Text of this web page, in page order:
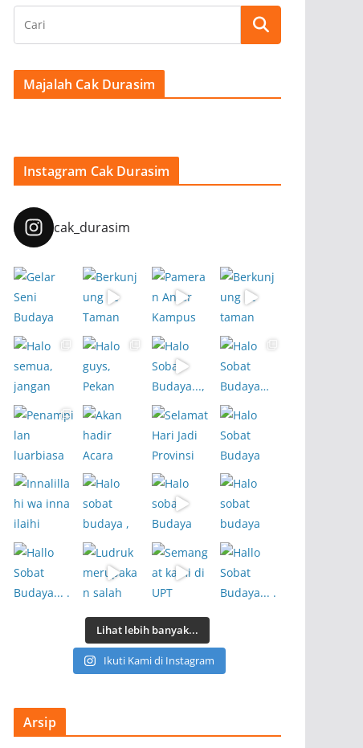
Majalah Cak Durasim
Instagram Cak Durasim
cak_durasim
Lihat lebih banyak...
Ikuti Kami di Instagram
Arsip